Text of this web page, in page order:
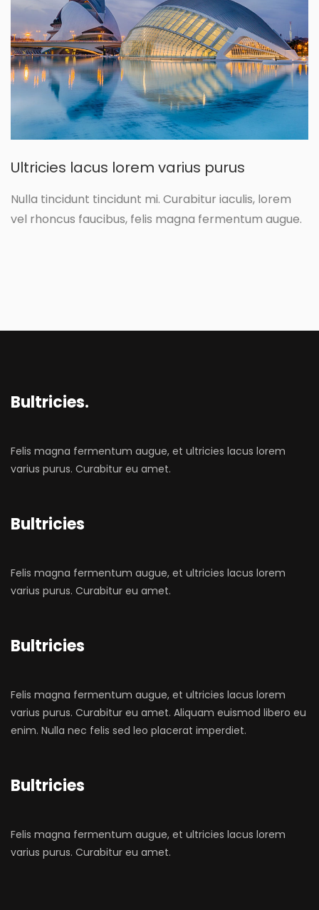
Ultricies lacus lorem varius purus
Nulla tincidunt tincidunt mi. Curabitur iaculis, lorem
vel rhoncus faucibus, felis magna fermentum augue.
Bultricies.
Felis magna fermentum augue, et ultricies lacus lorem
varius purus. Curabitur eu amet.
Bultricies
Felis magna fermentum augue, et ultricies lacus lorem
varius purus. Curabitur eu amet.
Bultricies
Felis magna fermentum augue, et ultricies lacus lorem
varius purus. Curabitur eu amet. Aliquam euismod libero eu
enim. Nulla nec felis sed leo placerat imperdiet.
Bultricies
Felis magna fermentum augue, et ultricies lacus lorem
varius purus. Curabitur eu amet.